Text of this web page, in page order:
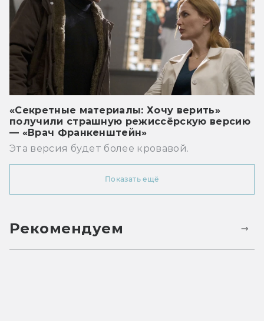
«Секретные материалы: Хочу верить»
получили страшную режиссёрскую версию
— «Врач Франкенштейн»
Эта версия будет более кровавой.
Показать ещё
Рекомендуем